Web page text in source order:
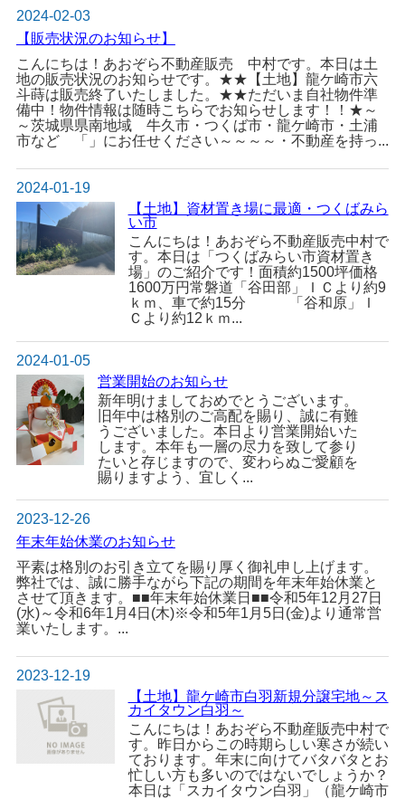
2024-02-03
【販売状況のお知らせ】
こんにちは！あおぞら不動産販売 中村です。本日は土
地の販売状況のお知らせです。★★【土地】龍ケ崎市六
斗蒔は販売終了いたしました。★★ただいま自社物件準
備中！物件情報は随時こちらでお知らせします！！★～
～茨城県県南地域 牛久市・つくば市・龍ケ崎市・土浦
市など 「」にお任せください～～～～・不動産を持っ...
2024-01-19
【土地】資材置き場に最適・つくばみら
い市
こんにちは！あおぞら不動産販売中村で
す。本日は「つくばみらい市資材置き
場」のご紹介です！面積約1500坪価格
1600万円常磐道「谷田部」ＩＣより約9
ｋｍ、車で約15分 「谷和原」Ｉ
Ｃより約12ｋｍ...
2024-01-05
営業開始のお知らせ
新年明けましておめでとうございます。
旧年中は格別のご高配を賜り、誠に有難
うございました。本日より営業開始いた
します。本年も一層の尽力を致して参り
たいと存じますので、変わらぬご愛顧を
賜りますよう、宜しく...
2023-12-26
年末年始休業のお知らせ
平素は格別のお引き立てを賜り厚く御礼申し上げます。
弊社では、誠に勝手ながら下記の期間を年末年始休業と
させて頂きます。■■年末年始休業日■■令和5年12月27日
(水)～令和6年1月4日(木)※令和5年1月5日(金)より通常営
業いたします。...
2023-12-19
【土地】龍ケ崎市白羽新規分譲宅地～ス
カイタウン白羽～
こんにちは！あおぞら不動産販売中村で
す。昨日からこの時期らしい寒さが続い
ております。年末に向けてバタバタとお
忙しい方も多いのではないでしょうか？
本日は「スカイタウン白羽」（龍ケ崎市